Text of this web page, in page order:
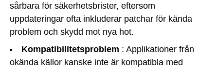
sårbara för säkerhetsbrister, eftersom
uppdateringar ofta inkluderar patchar för kända
problem och skydd mot nya hot.
Kompatibilitetsproblem : Applikationer från
okända källor kanske inte är kompatibla med